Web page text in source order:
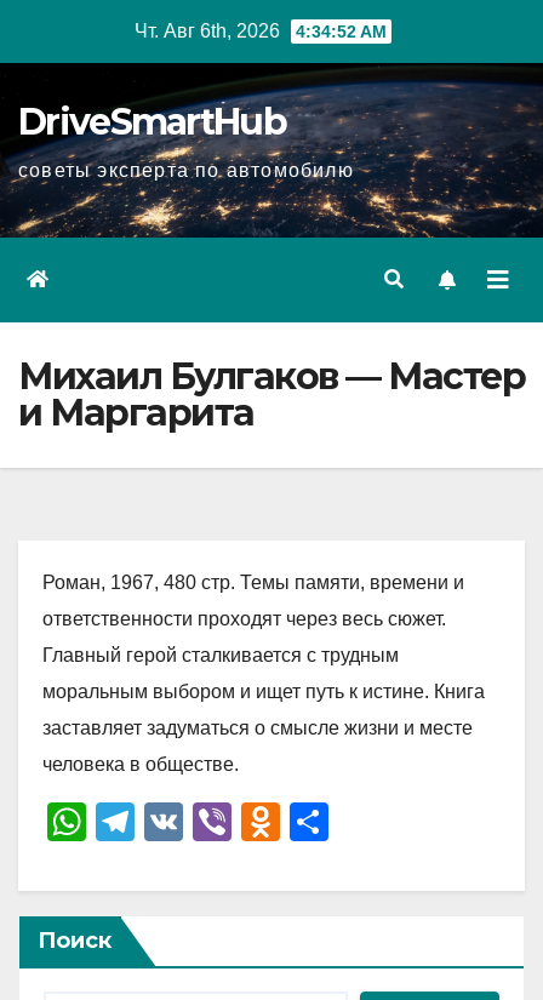
Чт. Авг 6th, 2026 4:34:53 AM
DriveSmartHub
советы эксперта по автомобилю
Михаил Булгаков — Мастер
и Маргарита
Роман, 1967, 480 стр. Темы памяти, времени и
ответственности проходят через весь сюжет.
Главный герой сталкивается с трудным
моральным выбором и ищет путь к истине. Книга
заставляет задуматься о смысле жизни и месте
человека в обществе.
W
at
s
A
T
e
gr
a
V
Vi
er
O
n
kl
р
в
Поиск